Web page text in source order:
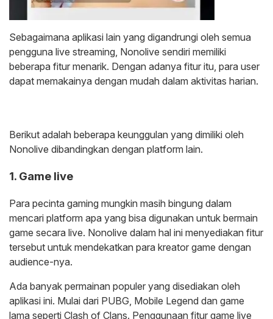
Sebagaimana aplikasi lain yang digandrungi oleh semua
pengguna live streaming, Nonolive sendiri memiliki
beberapa fitur menarik. Dengan adanya fitur itu, para user
dapat memakainya dengan mudah dalam aktivitas harian.
Berikut adalah beberapa keunggulan yang dimiliki oleh
Nonolive dibandingkan dengan platform lain.
1. Game live
Para pecinta gaming mungkin masih bingung dalam
mencari platform apa yang bisa digunakan untuk bermain
game secara live. Nonolive dalam hal ini menyediakan fitur
tersebut untuk mendekatkan para kreator game dengan
audience-nya.
Ada banyak permainan populer yang disediakan oleh
aplikasi ini. Mulai dari PUBG, Mobile Legend dan game
lama seperti Clash of Clans. Penggunaan fitur game live